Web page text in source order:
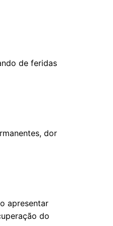
de feridas
dor
apresentar
do